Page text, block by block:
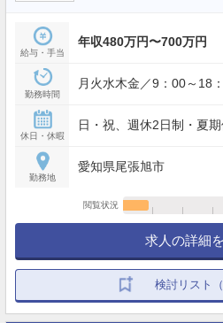
給与・手当
年収480万円〜700万円
勤務時間
月火水木金／9：00～18
休日・休暇
日・祝、週休2日制・夏
勤務地
愛知県尾張旭市
閲覧状況
求人の詳細
検討リスト